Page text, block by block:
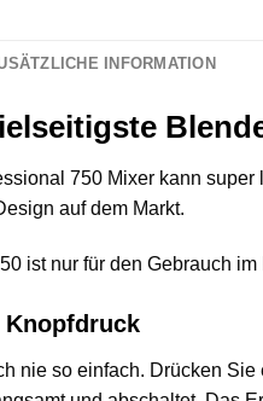
INFORMATION
750 Mixer kann
auf dem Markt.
ist nur für den Gebrauch
Knopfdruck
nie so einfach. Drücken